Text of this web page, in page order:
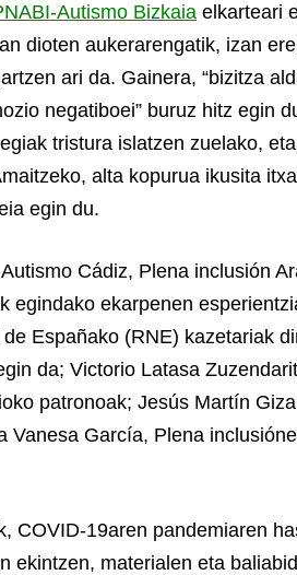
Autismo Bizkaia elkarteari
dioten aukerarengatik, izan
ari da. Gainera, “bizitza
negatiboei” buruz hitz egin
tristura islatzen zuelako,
alta kopurua ikusita
egin du.
Cádiz, Plena inclusión
egindako ekarpenen
Españako (RNE) kazetariak
da; Victorio Latasa
patronoak; Jesús Martín
Vanesa García, Plena
COVID-19aren pandemiaren
ekintzen, materialen eta